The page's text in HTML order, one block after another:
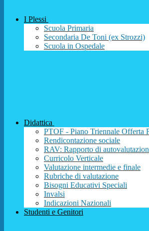
I Plessi
Scuola Primaria
Secondaria De Toni (ex Strozzi)
Scuola in Ospedale
Didattica
PTOF - Piano Triennale Offerta
Rendicontazione sociale
RAV: Rapporto di
Curricolo Verticale
Valutazione intermedie e finale
Rubriche di valutazione
Bisogni Educativi Speciali
Invalsi
Indicazioni Nazionali
Studenti e Genitori